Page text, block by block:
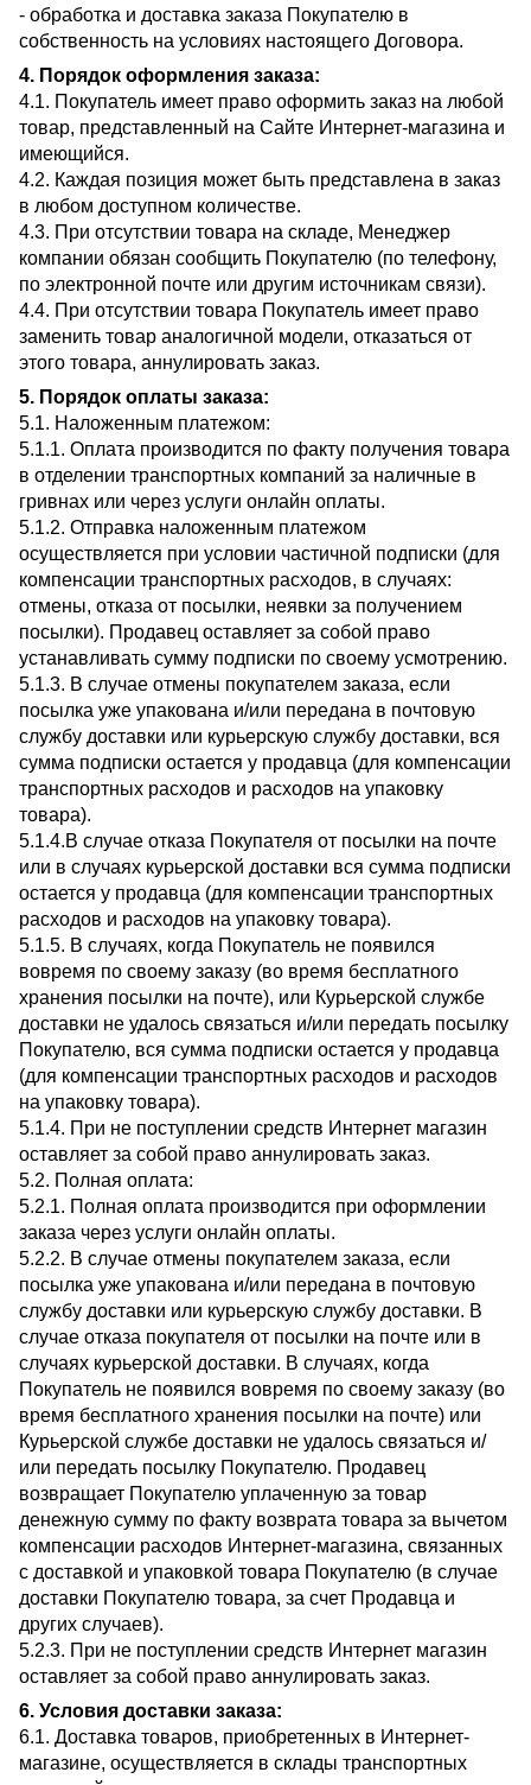
- обработка и доставка заказа Покупателю в
собственность на условиях настоящего Договора.
4. Порядок оформления заказа:
4.1. Покупатель имеет право оформить заказ на любой
товар, представленный на Сайте Интернет-магазина и
имеющийся.
4.2. Каждая позиция может быть представлена ​​в заказ
в любом доступном количестве.
4.3. При отсутствии товара на складе, Менеджер
компании обязан сообщить Покупателю (по телефону,
по электронной почте или другим источникам связи).
4.4. При отсутствии товара Покупатель имеет право
заменить товар аналогичной модели, отказаться от
этого товара, аннулировать заказ.
5. Порядок оплаты заказа:
5.1. Наложенным платежом:
5.1.1. Оплата производится по факту получения товара
в отделении транспортных компаний за наличные в
гривнах или через услуги онлайн оплаты.
5.1.2. Отправка наложенным платежом
осуществляется при условии частичной подписки (для
компенсации транспортных расходов, в случаях:
отмены, отказа от посылки, неявки за получением
посылки). Продавец оставляет за собой право
устанавливать сумму подписки по своему усмотрению.
5.1.3. В случае отмены покупателем заказа, если
посылка уже упакована и/или передана в почтовую
службу доставки или курьерскую службу доставки, вся
сумма подписки остается у продавца (для компенсации
транспортных расходов и расходов на упаковку
товара).
5.1.4.В случае отказа Покупателя от посылки на почте
или в случаях курьерской доставки вся сумма подписки
остается у продавца (для компенсации транспортных
расходов и расходов на упаковку товара).
5.1.5. В случаях, когда Покупатель не появился
вовремя по своему заказу (во время бесплатного
хранения посылки на почте), или Курьерской службе
доставки не удалось связаться и/или передать посылку
Покупателю, вся сумма подписки остается у продавца
(для компенсации транспортных расходов и расходов
на упаковку товара).
5.1.4. При не поступлении средств Интернет магазин
оставляет за собой право аннулировать заказ.
5.2. Полная оплата:
5.2.1. Полная оплата производится при оформлении
заказа через услуги онлайн оплаты.
5.2.2. В случае отмены покупателем заказа, если
посылка уже упакована и/или передана в почтовую
службу доставки или курьерскую службу доставки. В
случае отказа покупателя от посылки на почте или в
случаях курьерской доставки. В случаях, когда
Покупатель не появился вовремя по своему заказу (во
время бесплатного хранения посылки на почте) или
Курьерской службе доставки не удалось связаться и/
или передать посылку Покупателю. Продавец
возвращает Покупателю уплаченную за товар
денежную сумму по факту возврата товара за вычетом
компенсации расходов Интернет-магазина, связанных
с доставкой и упаковкой товара Покупателю (в случае
доставки Покупателю товара, за счет Продавца и
других случаев).
5.2.3. При не поступлении средств Интернет магазин
оставляет за собой право аннулировать заказ.
6. Условия доставки заказа:
6.1. Доставка товаров, приобретенных в Интернет-
магазине, осуществляется в склады транспортных